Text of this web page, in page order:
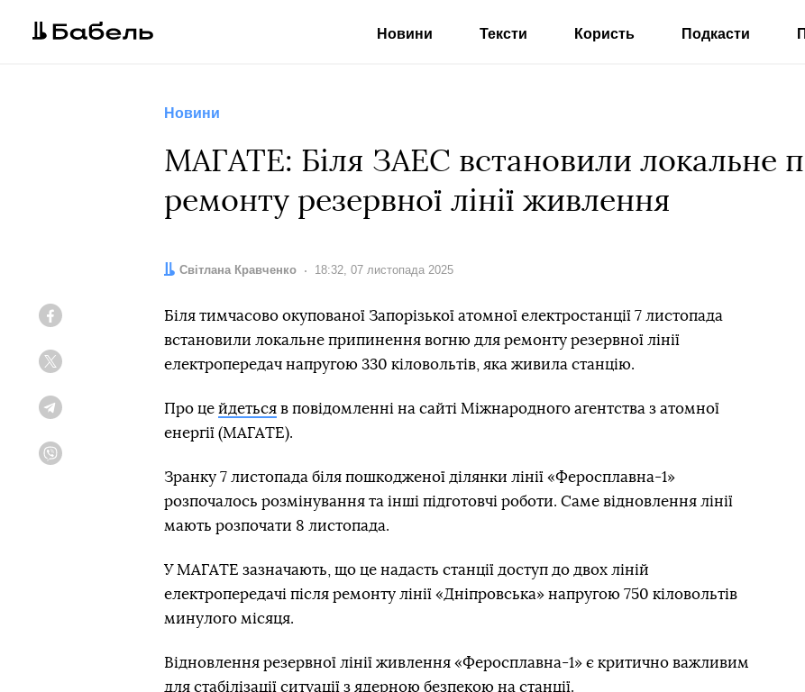
Новини Тексти Користь Подкасти
Новини
МАГАТЕ: Біля ЗАЕС встановили локальне
ремонту резервної лінії живлення
Автор:
Світлана Кравченко Дата:
18:32, 07 листопада 2025
Біля тимчасово окупованої Запорізької атомної електростанції 7 листопада
встановили локальне припинення вогню для ремонту резервної лінії
електропередач напругою 330 кіловольтів, яка живила станцію.
Про це йдеться в повідомленні на сайті Міжнародного агентства з атомної
енергії (МАГАТЕ).
Зранку 7 листопада біля пошкодженої ділянки лінії «Феросплавна-1»
розпочалось розмінування та інші підготовчі роботи. Саме відновлення лінії
мають розпочати 8 листопада.
У МАГАТЕ зазначають, що це надасть станції доступ до двох ліній
електропередачі після ремонту лінії «Дніпровська» напругою 750 кіловольтів
минулого місяця.
Відновлення резервної лінії живлення «Феросплавна-1» є критично важливим
для стабілізації ситуації з ядерною безпекою на станції.